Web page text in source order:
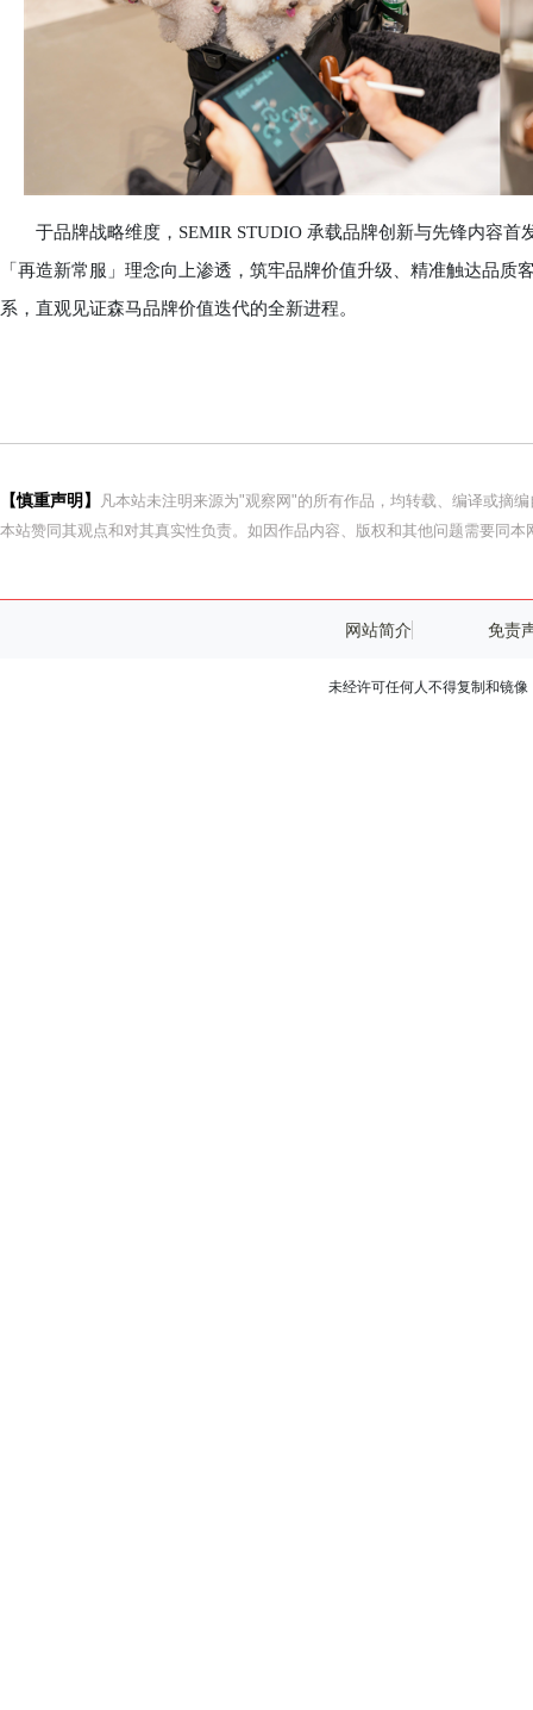
于品牌战略维度，SEMIR STUDIO 承载品牌创新与先锋内容首
「再造新常服」理念向上渗透，筑牢品牌价值升级、精准触达品
系，直观见证森马品牌价值迭代的全新进程。
【慎重声明】
凡本站未注明来源为"观察网"的所有作品，均转载、编译或摘
本站赞同其观点和对其真实性负责。如因作品内容、版权和其他问题需要同本
网站简介 免责
未经许可任何人不得复制和镜